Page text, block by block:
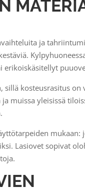
ja
kosteusrasitus
muissa yleisissä
mukaan:
Lasiovet sopivat